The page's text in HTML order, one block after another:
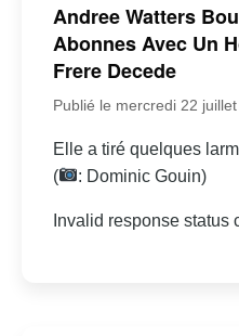
Andree Watters
Abonnes Avec Un
Frere Decede
Publié le mercredi 22
Elle a tiré quelques
(
: Dominic Gouin)
Invalid response status